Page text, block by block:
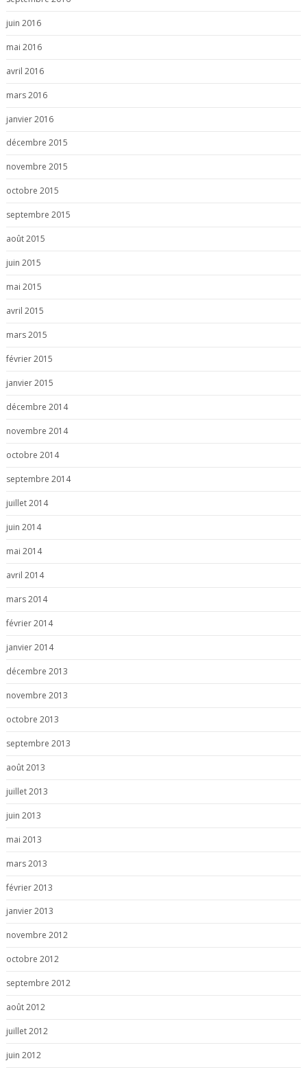
juin 2016
mai 2016
avril 2016
mars 2016
janvier 2016
décembre 2015
novembre 2015
octobre 2015
septembre 2015
août 2015
juin 2015
mai 2015
avril 2015
mars 2015
février 2015
janvier 2015
décembre 2014
novembre 2014
octobre 2014
septembre 2014
juillet 2014
juin 2014
mai 2014
avril 2014
mars 2014
février 2014
janvier 2014
décembre 2013
novembre 2013
octobre 2013
septembre 2013
août 2013
juillet 2013
juin 2013
mai 2013
mars 2013
février 2013
janvier 2013
novembre 2012
octobre 2012
septembre 2012
août 2012
juillet 2012
juin 2012